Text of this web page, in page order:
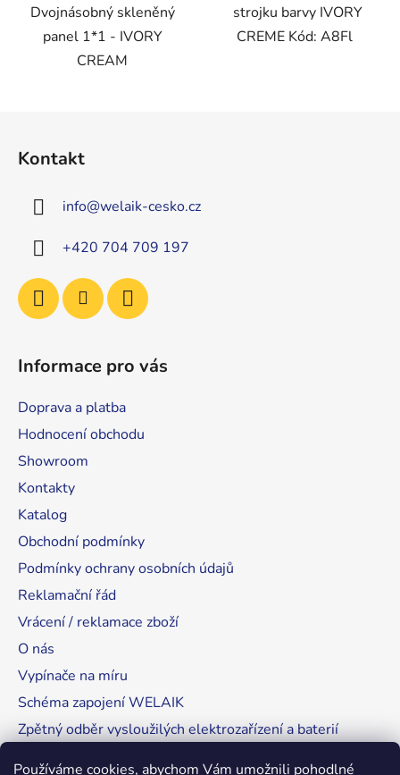
Používáme cookies, abychom Vám umožnili pohodlné
Dvojnásobný skleněný
panel 1*1 - IVORY
CREAM
strojku barvy IVORY
CREME Kód: A8Fl
Kontakt
info@welaik-cesko.cz
+420 704 709 197
Informace pro vás
Doprava a platba
Hodnocení obchodu
Showroom
Kontakty
Katalog
Obchodní podmínky
Podmínky ochrany osobních údajů
Reklamační řád
Vrácení / reklamace zboží
O nás
Vypínače na míru
Schéma zapojení WELAIK
Zpětný odběr vysloužilých elektrozařízení a baterií